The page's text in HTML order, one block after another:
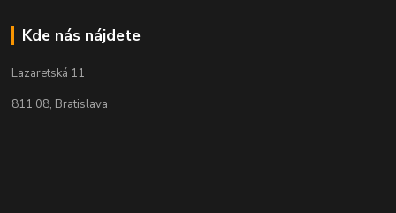
Kde nás nájdete
Lazaretská 11
811 08, Bratislava